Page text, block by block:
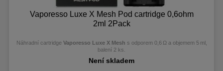
Vaporesso Luxe X Mesh Pod cartridge 0,6ohm
2ml 2Pack
Náhradní cartridge Vaporesso Luxe X Mesh s odporem 0,6 Ω a objemem 5 ml,
balení 2 ks.
Není skladem